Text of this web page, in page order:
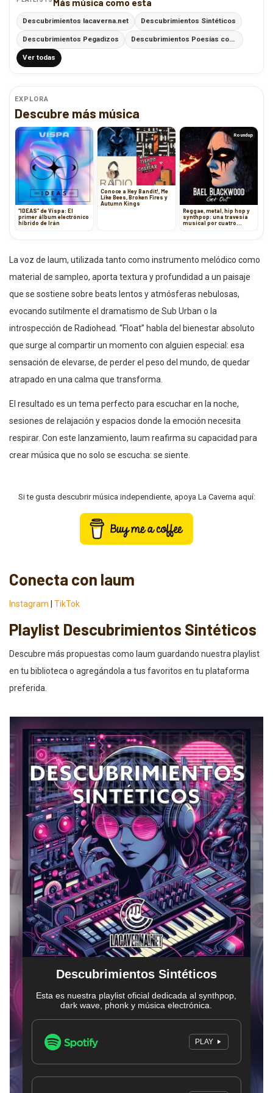
Más música como esta
Descubrimientos lacaverna.net Descubrimientos Sintéticos
Descubrimientos Pegadizos Descubrimientos Poesías con Ritmo
Ver todas
EXPLORA
Descubre más música
“IDEAS” de Vispa: El
primer álbum electrónico
híbrido de Irán
Conoce a Hey Bandit!, Me
Like Bees, Broken Fires y
Autumn Kings
Roundup
Reggae, metal, hip hop y
synthpop: una travesía
musical por cuatro
La voz de laum, utilizada tanto como instrumento melódico como
material de sampleo, aporta textura y profundidad a un paisaje
que se sostiene sobre beats lentos y atmósferas nebulosas,
evocando sutilmente el dramatismo de Sub Urban o la
introspección de Radiohead. “Float” habla del bienestar absoluto
que surge al compartir un momento con alguien especial: esa
sensación de elevarse, de perder el peso del mundo, de quedar
atrapado en una calma que transforma.
El resultado es un tema perfecto para escuchar en la noche,
sesiones de relajación y espacios donde la emoción necesita
respirar. Con este lanzamiento, laum reafirma su capacidad para
crear música que no solo se escucha: se siente.
Si te gusta descubrir música independiente, apoya La Caverna aquí:
Conecta con laum
Instagram TikTok
Playlist Descubrimientos Sintéticos
Descubre más propuestas como laum guardando nuestra playlist
en tu biblioteca o agregándola a tus favoritos en tu plataforma
preferida.